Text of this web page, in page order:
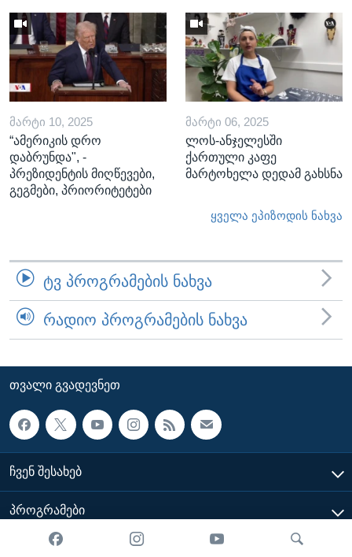
ᲛᲐᲠᲢᲘ 10, 2025
“ამერიკის დრო
დაბრუნდა", -
პრეზიდენტის მიღწევები,
გეგმები, პრიორიტეტები
ᲛᲐᲠᲢᲘ 06, 2025
ლოს-ანჯელესში
ქართული კაფე
მარტოხელა დედამ გახსნა
ყველა ეპიზოდის ნახვა
ᲢᲕ ᲞᲠᲝᲒᲠᲐᲛᲔᲑᲘᲡ ᲜᲐᲮᲕᲐ
ᲠᲐᲓᲘᲝ ᲞᲠᲝᲒᲠᲐᲛᲔᲑᲘᲡ ᲜᲐᲮᲕᲐ
ᲗᲕᲐᲚᲘ ᲒᲕᲐᲓᲔᲕᲜᲔᲗ
ᲩᲕᲔᲜ ᲨᲔᲡᲐᲮᲔᲑ
ᲞᲠᲝᲒᲠᲐᲛᲔᲑᲘ